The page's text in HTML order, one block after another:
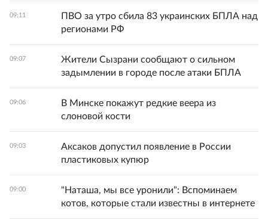
09:11
ПВО за утро сбила 83 украинских БПЛА над
регионами РФ
09:07
Жители Сызрани сообщают о сильном
задымлении в городе после атаки БПЛА
09:06
В Минске покажут редкие веера из
слоновой кости
09:03
Аксаков допустил появление в России
пластиковых купюр
09:00
"Наташа, мы все уронили": Вспоминаем
котов, которые стали известны в интернете